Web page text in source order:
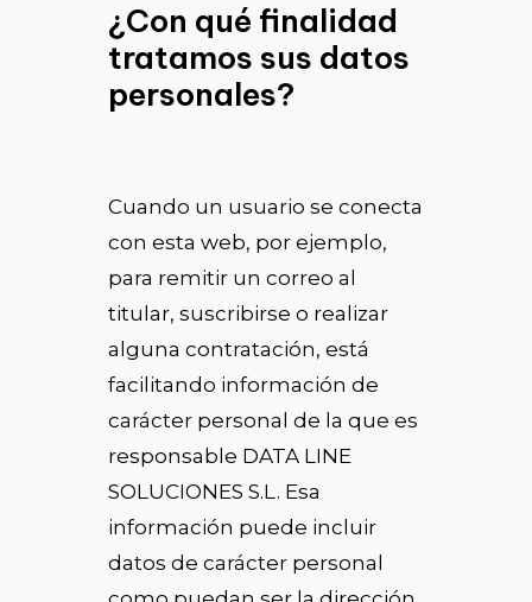
¿Con qué finalidad
tratamos sus datos
personales?
Cuando un usuario se conecta
con esta web, por ejemplo,
para remitir un correo al
titular, suscribirse o realizar
alguna contratación, está
facilitando información de
carácter personal de la que es
responsable DATA LINE
SOLUCIONES S.L. Esa
información puede incluir
datos de carácter personal